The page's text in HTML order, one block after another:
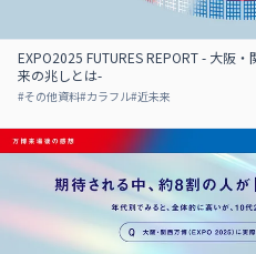
EXPO2025 FUTURES REPORT - 大阪
来の兆しとは-
#その他資料#カラフル#近未来